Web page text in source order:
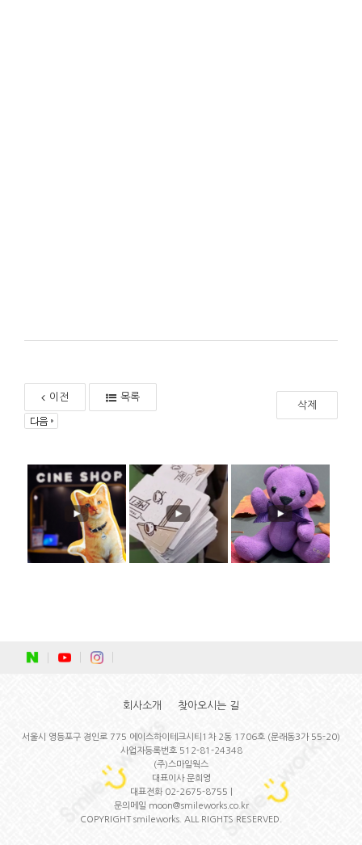
이전 목록
삭제
회사소개 찾아오시는 길
서울시 영등포구 경인로 775 에이스하이테크시티1차 2동 1706호 (문래동3가 55-20)
사업자등록번호 512-81-24348
(주)스마일웍스
대표이사 문희영
대표전화 02-2675-8755 |
문의메일 moon@smileworks.co.kr
COPYRIGHT smileworks. ALL RIGHTS RESERVED.